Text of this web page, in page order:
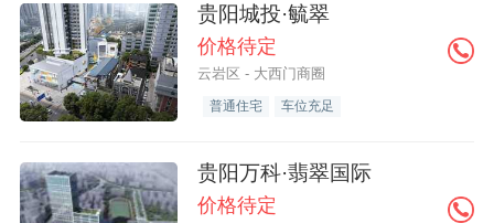
贵阳城投·毓翠
价格待定
云岩区 - 大西门商圈
普通住宅 车位充足
贵阳万科·翡翠国际
价格待定